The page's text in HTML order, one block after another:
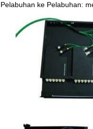
Pelabuhan ke Pelabuhan: